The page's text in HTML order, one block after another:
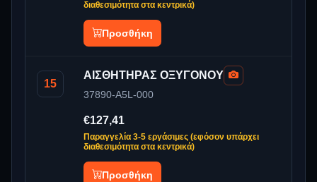
διαθεσιμότητα στα κεντρικά)
Προσθήκη
15
ΑΙΣΘΗΤΗΡΑΣ ΟΞΥΓΟΝΟΥ
37890-A5L-000
€127,41
Παραγγελία 3-5 εργάσιμες (εφόσον υπάρχει
διαθεσιμότητα στα κεντρικά)
Προσθήκη